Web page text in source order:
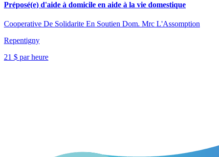
Préposé(e) d'aide à domicile en aide à la vie domestique
Cooperative De Solidarite En Soutien Dom. Mrc L'Assomption
Repentigny
21 $ par heure